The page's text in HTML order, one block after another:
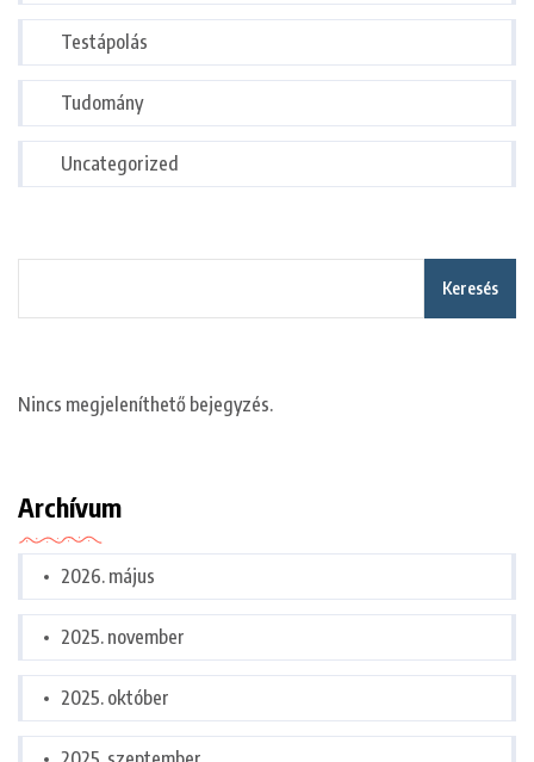
Testápolás
Tudomány
Uncategorized
Keresés
Nincs megjeleníthető bejegyzés.
Archívum
2026. május
2025. november
2025. október